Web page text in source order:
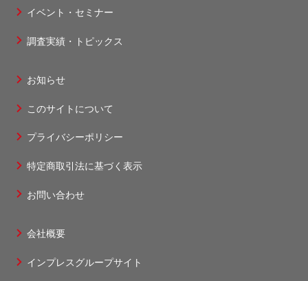
タ
1
イベント・セミナー
調査実績・トピックス
ッ
タ
2
お知らせ
このサイトについて
プライバシーポリシー
特定商取引法に基づく表示
お問い合わせ
ッ
会社概要
インプレスグループサイト